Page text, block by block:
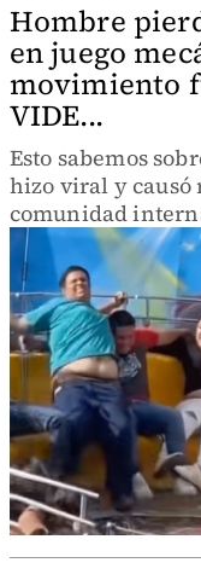
Hombre
en juego
movimiento
VIDE...
Esto sabemos
hizo viral y causó
comunidad